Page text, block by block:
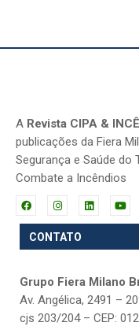
A Revista CIPA &
publicações da Fiera
Segurança e Saúde do
Combate a Incêndios
CONTATO
Grupo Fiera Milano
Av. Angélica, 2491 –
cjs 203/204 – CEP: